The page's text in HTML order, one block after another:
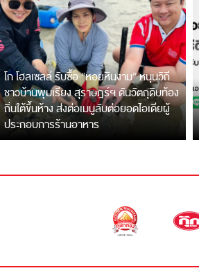
โก โฮลเซลล์ รับซื้อ “หอยหินงาม” หนุนวิถี
ชาวบ้านพุมเรียง สุราษฎร์ฯ ดันวัตถุดิบท้อง
ถิ่นใต้ขึ้นห้าง ส่งต่อเมนูลับต่อยอดไอเดียผู้
ประกอบการร้านอาหาร